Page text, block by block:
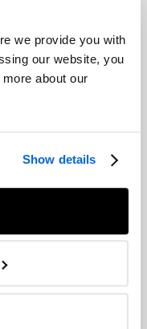
we provide you with
our website, you
about our
Show details
canadien » : un
consommation |
de l'entreprise
|
de l'entreprise
commence chez
la sécurité et
le Canada
|
de l'entreprise